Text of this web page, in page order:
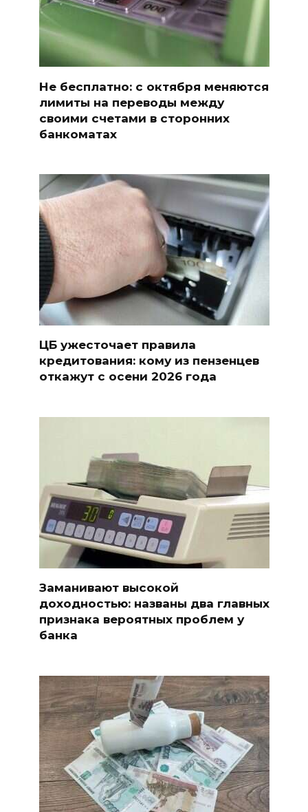
Не бесплатно: с октября меняются
лимиты на переводы между
своими счетами в сторонних
банкоматах
ЦБ ужесточает правила
кредитования: кому из пензенцев
откажут с осени 2026 года
Заманивают высокой
доходностью: названы два главных
признака вероятных проблем у
банка